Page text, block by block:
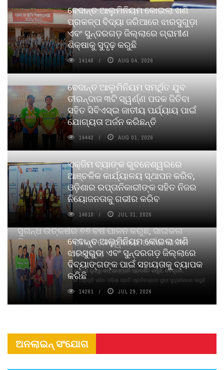
ସୁଗନ୍ଧ ଉତ୍କର୍ଷର ୭୭ ବର୍ଷ ପାଳନ କରୁଛି, ସାଇକଲ
ପିୟୋର୍‌ ଅଗରବତୀ ଭୁବନେଶ୍ୱରରେ ପାର୍ବଣ କାଳୀନ
ନବସୃଜନ ଉନ୍ମୋଚନ କଲା
ବାଉଁଶ ବିହୀନ କଠିନ ଧୂପ ଏବଂ ମେଦିନୀ ଜୁଡୱା କପ୍‌ ସାମ୍ବ୍ରାନି ପ୍ରଦର୍ଶିତ କରୁଛି; ନବସୃଜନ,
ଦୀର୍ଘସ୍ଥାୟିତା ଏବଂ ଆଧ୍ୟାତ୍ମିକ ଅନୁଭୂତି ସହିତ ଓଡ଼ିଶା ପ୍ରତି ପ୍ରତିବଦ୍ଧତା ପୁନଃ ସୁଦୃଢୀକରଣ କରୁଛି
ବେଦାନ୍ତ ଆଲୁମିନିୟମ କୋଇଲା ଖଣି
ପ୍ରକଳ୍ପ ବିଦ୍ୟା ଜରିଆରେ ଝାରସୁଗୁଡ଼ା
ଏବଂ ସୁନ୍ଦରଗଡ଼ ଜିଲ୍ଲାରେ ଗ୍ରାମୀଣ
ଶିକ୍ଷାକୁ ସୁଦୃଢ଼ କରୁଛି
14148 AUG 04, 2026
ବେଦାନ୍ତ ଆଲୁମିନିୟମ ସମର୍ଥିତ ଯୁବ
ତୀରନ୍ଦାଜ ୩ଟି ସ୍ୱର୍ଣ୍ଣ ପଦକ ଜିତିବା
ସହିତ ସିବିଏସ୍ଇ ଜାତୀୟ ପର୍ଯ୍ୟାୟ ପାଇଁ
ଯୋଗ୍ୟତା ଅର୍ଜନ କରିଛନ୍ତି
14442 AUG 01, 2026
ଏକ୍ଜିମ ବ୍ୟାଙ୍କ ଭୁବନେଶ୍ୱରରେ
ଆଞ୍ଚଳିକ କାର୍ଯ୍ୟାଳୟ ସ୍ଥାପନ କରିବ,
ଓଡ଼ିଶାର ରପ୍ତାନିକାରୀଙ୍କ ସହିତ ନିଜର
ନିୟୋଜନତାକୁ ଗଭୀର କରିବ
14610 JUL 31, 2026
ବେଦାନ୍ତ ଆଲୁମିନିୟମ କୋଇଲା ଖଣି
ଝାରସୁଗୁଡା ଏବଂ ସୁନ୍ଦରଗଡ଼ ଜିଲ୍ଲାରେ
ଦିବ୍ୟାଙ୍ଗଙ୍କ ପାଇଁ ସହାୟତାକୁ ବ୍ୟାପକ
କରିଛି
14261 JUL 29, 2026
ଅନଲାଇନ୍ ସଂଯୋଗ